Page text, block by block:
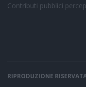
Contributi pubblici
RIPRODUZIONE